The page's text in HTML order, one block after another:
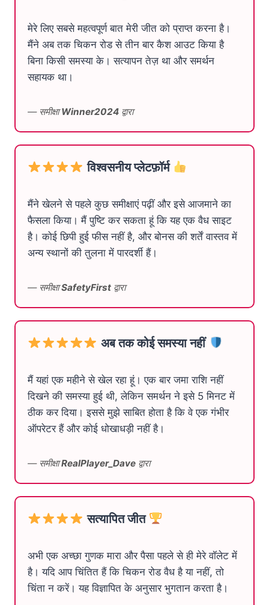
मेरे लिए सबसे महत्वपूर्ण बात मेरी जीत को प्राप्त करना है।
मैंने अब तक चिकन रोड से तीन बार कैश आउट किया है
बिना किसी समस्या के। सत्यापन तेज़ था और समर्थन
सहायक था।
— समीक्षाWinner2024 द्वारा
विश्वसनीय प्लेटफ़ॉर्म
मैंने खेलने से पहले कुछ समीक्षाएं पढ़ीं और इसे आजमाने का
फैसला किया। मैं पुष्टि कर सकता हूं कि यह एक वैध साइट
है। कोई छिपी हुई फीस नहीं है, और बोनस की शर्तें वास्तव में
अन्य स्थानों की तुलना में पारदर्शी हैं।
— समीक्षाSafetyFirst द्वारा
अब तक कोई समस्या नहीं
मैं यहां एक महीने से खेल रहा हूं। एक बार जमा राशि नहीं
दिखने की समस्या हुई थी, लेकिन समर्थन ने इसे 5 मिनट में
ठीक कर दिया। इससे मुझे साबित होता है कि वे एक गंभीर
ऑपरेटर हैं और कोई धोखाधड़ी नहीं है।
— समीक्षाRealPlayer_Dave द्वारा
सत्यापित जीत
अभी एक अच्छा गुणक मारा और पैसा पहले से ही मेरे वॉलेट में
है। यदि आप चिंतित हैं कि चिकन रोड वैध है या नहीं, तो
चिंता न करें। यह विज्ञापित के अनुसार भुगतान करता है।